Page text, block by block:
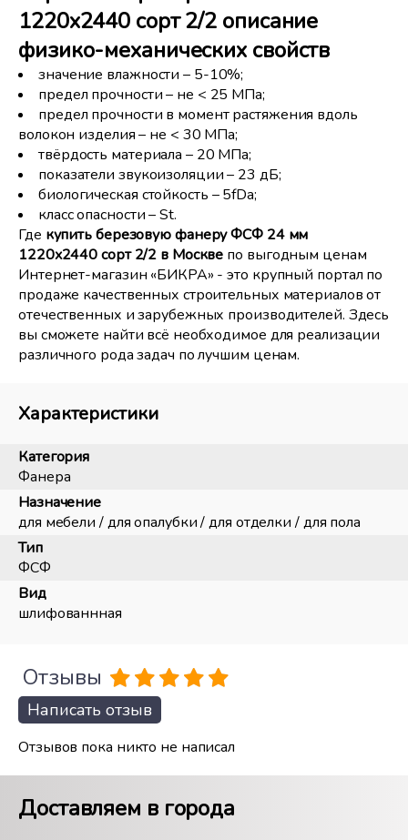
1220x2440 сорт 2/2 описание
физико-механических свойств
значение влажности – 5-10%;
предел прочности – не < 25 МПа;
предел прочности в момент растяжения вдоль
волокон изделия – не < 30 МПа;
твёрдость материала – 20 МПа;
показатели звукоизоляции – 23 дБ;
биологическая стойкость – 5fDa;
класс опасности – St.
Где купить березовую фанеру ФСФ 24 мм
1220x2440 сорт 2/2 в Москве по выгодным ценам
Интернет-магазин «БИКРА» - это крупный портал по
продаже качественных строительных материалов от
отечественных и зарубежных производителей. Здесь
вы сможете найти всё необходимое для реализации
различного рода задач по лучшим ценам.
Характеристики
Категория
Фанера
Назначение
для мебели / для опалубки / для отделки / для пола
Тип
ФСФ
Вид
шлифованнная
Отзывы
Написать отзыв
Отзывов пока никто не написал
Доставляем в города